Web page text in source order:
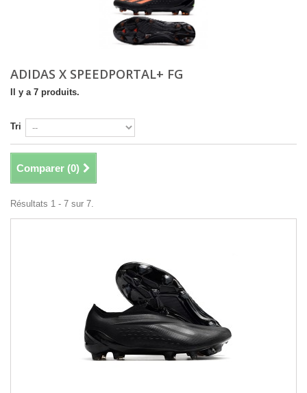
ADIDAS X SPEEDPORTAL+ FG
Il y a 7 produits.
Tri
Comparer (0)
Résultats 1 - 7 sur 7.